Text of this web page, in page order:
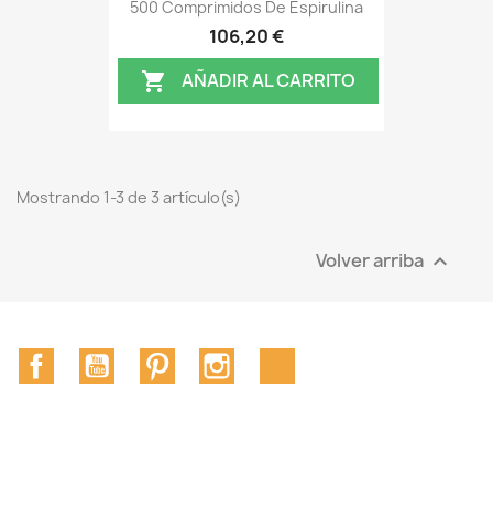
500 Comprimidos De Espirulina
106,20 €
 AÑADIR AL CARRITO
Mostrando 1-3 de 3 artículo(s)
Volver arriba 
FacebookYouTube Pinterest